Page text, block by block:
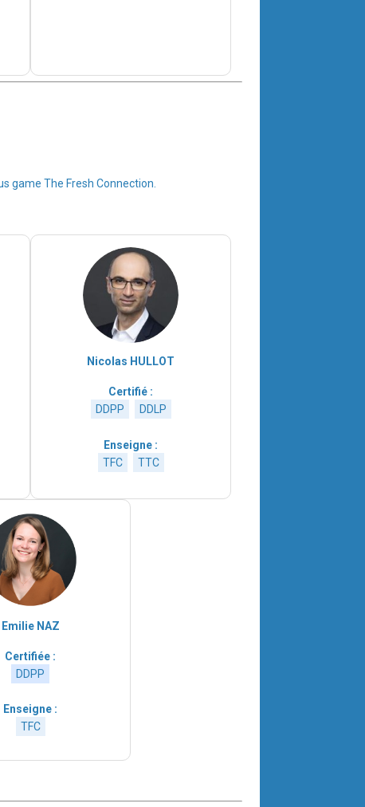
game The Fresh Connection.
Nicolas HULLOT
Certifié :
DDPP
DDLP
Enseigne :
TFC
TTC
Emilie NAZ
Certifiée :
DDPP
Enseigne :
TFC